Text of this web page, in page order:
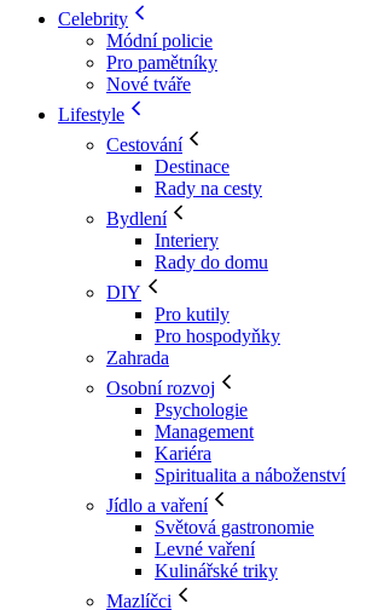
Celebrity
Módní policie
Pro pamětníky
Nové tváře
Lifestyle
Cestování
Destinace
Rady na cesty
Bydlení
Interiery
Rady do domu
DIY
Pro kutily
Pro hospodyňky
Zahrada
Osobní rozvoj
Psychologie
Management
Kariéra
Spiritualita a náboženství
Jídlo a vaření
Světová gastronomie
Levné vaření
Kulinářské triky
Mazlíčci